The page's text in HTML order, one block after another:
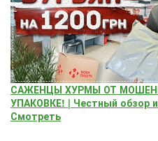
САЖЕНЦЫ ХУРМЫ ОТ
УПАКОВКЕ! | Честный обзор
Смотреть